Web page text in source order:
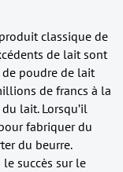
classique de
de lait sont
poudre de lait
de francs à la
lait. Lorsqu’il
fabriquer du
du beurre.
succès sur le